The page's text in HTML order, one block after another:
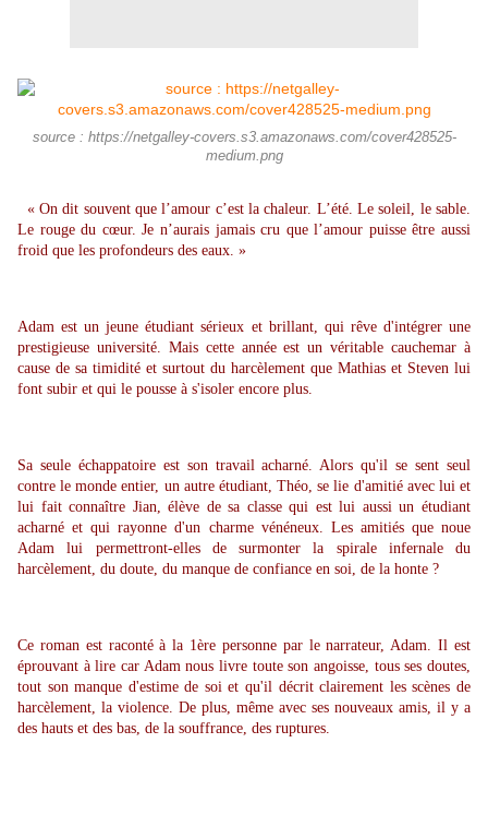
source : https://netgalley-covers.s3.amazonaws.com/cover428525-
medium.png
« On dit souvent que l’amour c’est la chaleur. L’été. Le soleil, le sable.
Le rouge du cœur. Je n’aurais jamais cru que l’amour puisse être aussi
froid que les profondeurs des eaux. »
Adam est un jeune étudiant sérieux et brillant, qui rêve d'intégrer une
prestigieuse université. Mais cette année est un véritable cauchemar à
cause de sa timidité et surtout du harcèlement que Mathias et Steven lui
font subir et qui le pousse à s'isoler encore plus.
Sa seule échappatoire est son travail acharné. Alors qu'il se sent seul
contre le monde entier, un autre étudiant, Théo, se lie d'amitié avec lui et
lui fait connaître Jian, élève de sa classe qui est lui aussi un étudiant
acharné et qui rayonne d'un charme vénéneux. Les amitiés que noue
Adam lui permettront-elles de surmonter la spirale infernale du
harcèlement, du doute, du manque de confiance en soi, de la honte ?
Ce roman est raconté à la 1ère personne par le narrateur, Adam. Il est
éprouvant à lire car Adam nous livre toute son angoisse, tous ses doutes,
tout son manque d'estime de soi et qu'il décrit clairement les scènes de
harcèlement, la violence. De plus, même avec ses nouveaux amis, il y a
des hauts et des bas, de la souffrance, des ruptures.